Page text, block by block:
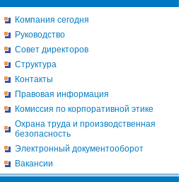
Компания сегодня
Руководство
Совет директоров
Структура
Контакты
Правовая информация
Комиссия по корпоративной этике
Охрана труда и производственная
безопасность
Электронный документооборот
Вакансии